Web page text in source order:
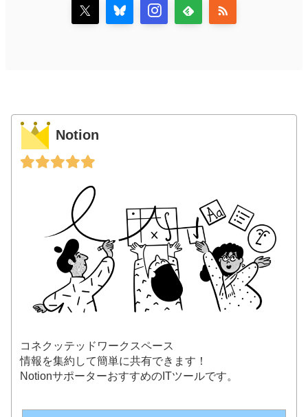
Notion
コネクッテッドワークスペース
情報を集約して簡単に共有できます！
NotionサポーターおすすめのITツールです。